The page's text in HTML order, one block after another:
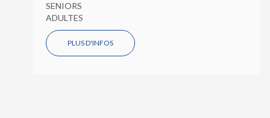
SENIORS
ADULTES
PLUS D'INFOS